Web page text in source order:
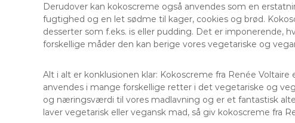
Derudover kan kokoscreme også anvendes som en
fugtighed og en let sødme til kager, cookies og brød.
desserter som f.eks. is eller pudding. Det er imponerende,
forskellige måder den kan berige vores vegetariske og
Alt i alt er konklusionen klar: Kokoscreme fra Renée
anvendes i mange forskellige retter i det vegetariske og
og næringsværdi til vores madlavning og er et fantastisk
laver vegetarisk eller vegansk mad, så giv kokoscreme fra